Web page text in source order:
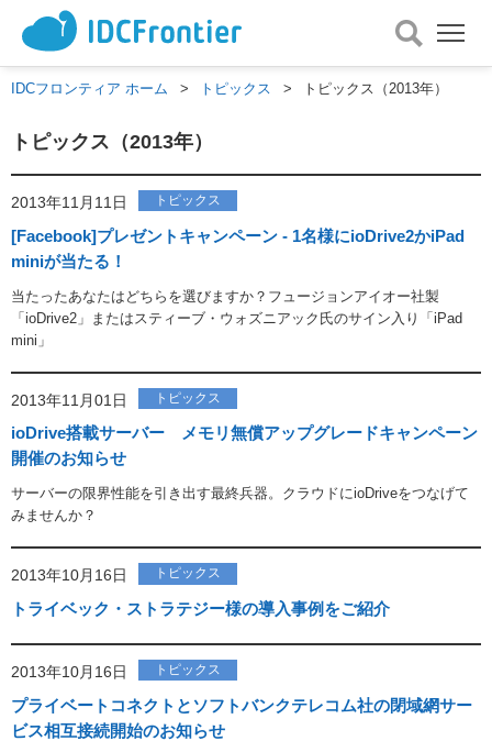
メ
ニ
ュ
ー
IDCフロンティア ホーム > トピックス > トピックス（2013年）
トピックス（2013年）
2013年11月11日 トピックス
[Facebook]プレゼントキャンペーン - 1名様にioDrive2かiPad
miniが当たる！
当たったあなたはどちらを選びますか？フュージョンアイオー社製
「ioDrive2」またはスティーブ・ウォズニアック氏のサイン入り「iPad
mini」
2013年11月01日 トピックス
ioDrive搭載サーバー メモリ無償アップグレードキャンペーン
開催のお知らせ
サーバーの限界性能を引き出す最終兵器。クラウドにioDriveをつなげて
みませんか？
2013年10月16日 トピックス
トライベック・ストラテジー様の導入事例をご紹介
2013年10月16日 トピックス
プライベートコネクトとソフトバンクテレコム社の閉域網サー
ビス相互接続開始のお知らせ